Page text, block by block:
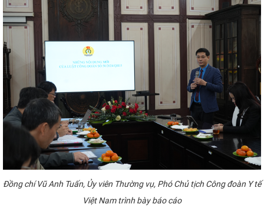
Đồng chí Vũ Anh Tuấn, Ủy viên Thường vụ, Phó Chủ tịch Công đoàn Y tế
Việt Nam trình bày báo cáo